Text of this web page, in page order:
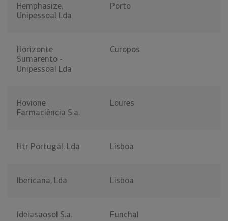
Hemphasize,
Unipessoal Lda
Porto
Horizonte
Sumarento -
Unipessoal Lda
Curopos
Hovione
Farmaciência S.a.
Loures
Htr Portugal, Lda Lisboa
Ibericana, Lda Lisboa
Ideiasaosol S.a. Funchal